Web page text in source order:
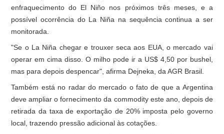
enfraquecimento do El Niño nos próximos três meses, e a
possível ocorrência do La Niña na sequência continua a ser
monitorada.
"Se o La Niña chegar e trouxer seca aos EUA, o mercado vai
operar em cima disso. O milho pode ir a US$ 4,50 por bushel,
mas para depois despencar", afirma Dejneka, da AGR Brasil.
Também está no radar do mercado o fato de que a Argentina
deve ampliar o fornecimento da commodity este ano, depois de
retirada da taxa de exportação de 20% imposta pelo governo
local, trazendo pressão adicional às cotações.